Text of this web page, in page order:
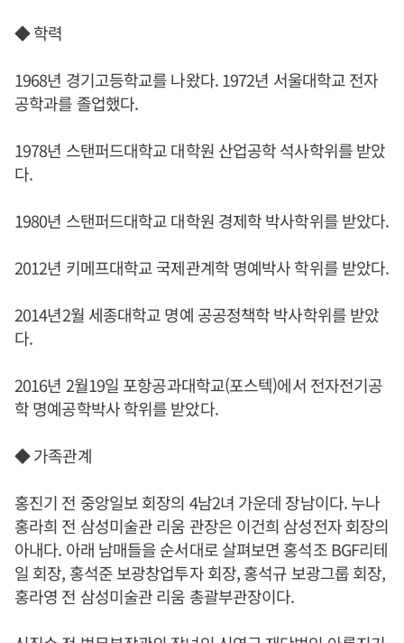
◆ 학력
1968년 경기고등학교를 나왔다. 1972년 서울대학교 전자
공학과를 졸업했다.
1978년 스탠퍼드대학교 대학원 산업공학 석사학위를 받았
다.
1980년 스탠퍼드대학교 대학원 경제학 박사학위를 받았다.
2012년 키메프대학교 국제관계학 명예박사 학위를 받았다.
2014년2월 세종대학교 명예 공공정책학 박사학위를 받았
다.
2016년 2월19일 포항공과대학교(포스텍)에서 전자전기공
학 명예공학박사 학위를 받았다.
◆ 가족관계
홍진기 전 중앙일보 회장의 4남2녀 가운데 장남이다. 누나
홍라희 전 삼성미술관 리움 관장은 이건희 삼성전자 회장의
아내다. 아래 남매들을 순서대로 살펴보면 홍석조 BGF리테
일 회장, 홍석준 보광창업투자 회장, 홍석규 보광그룹 회장,
홍라영 전 삼성미술관 리움 총괄부관장이다.